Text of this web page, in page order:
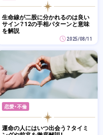
生命線が二股に分かれるのは良い
サイン？12の手相パターンと意味
を解説
2025/08/11
恋愛・不倫
運命の人にはいつ出会う？タイミ